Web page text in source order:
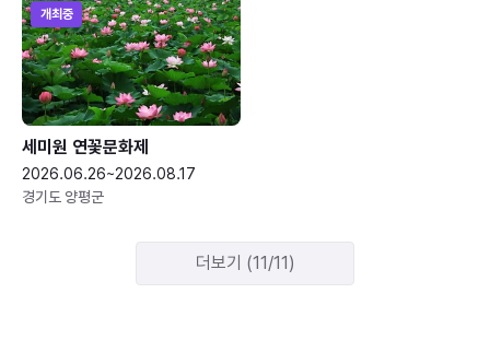
개최중
세미원 연꽃문화제
2026.06.26~2026.08.17
경기도 양평군
더보기 (11/11)